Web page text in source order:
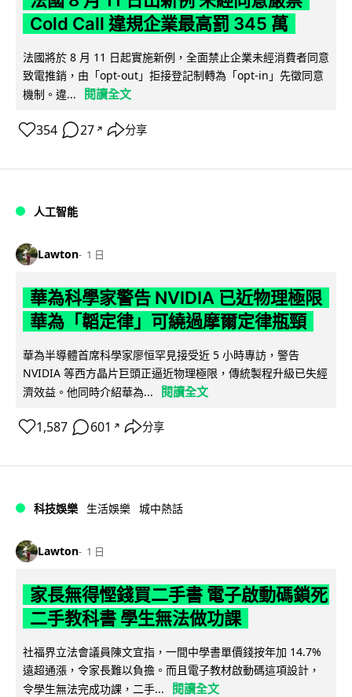
Cold Call 違規企業最高罰 345 萬
法國將於 8 月 11 日起實施新例，全面禁止企業未經消費者同意
致電推銷，由「opt-out」拒接登記制轉為「opt-in」先徵同意
機制。違...
閱讀全文
354 27 ↗ 分享
人工智能
Lawton 1 日
華為科學家警告 NVIDIA 已近物理極限
華為「韜定律」可繞過摩爾定律瓶頸
華為半導體首席科學家廖恒罕見接受近 5 小時專訪，警告
NVIDIA 等西方晶片巨頭正逼近物理極限，傳統製程升級已失經
濟效益。他同時介紹華為...
閱讀全文
1,587 601 ↗ 分享
科技娛樂 生活娛樂 城中熱話
Lawton 1 日
家長無得慳錢買二手書 電子啟動碼鎖死
二手教科書 學生無法做功課
社福界立法會議員陳文宜指，一間中學書單價錢按年加 14.7%
遠超通漲，令家長難以負擔。而且電子教材啟動碼這項設計，
令學生無法完成功課，二手...
閱讀全文